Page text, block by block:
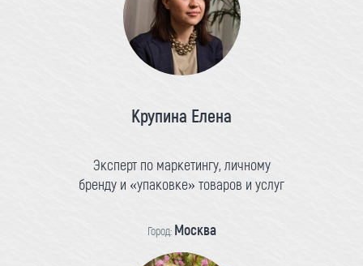
Крупина Елена
Эксперт по маркетингу, личному
бренду и «упаковке» товаров и услуг
Город: Москва